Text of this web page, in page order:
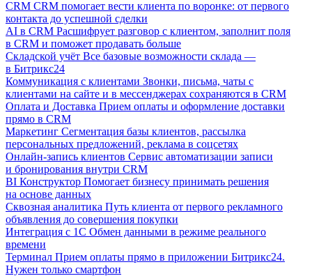
CRM CRM помогает вести клиента по воронке: от первого
контакта до успешной сделки
AI в CRM Расшифрует разговор с клиентом, заполнит поля
в CRM и поможет продавать больше
Складской учёт Все базовые возможности склада —
в Битрикс24
Коммуникация с клиентами Звонки, письма, чаты с
клиентами на сайте и в мессенджерах сохраняются в CRM
Оплата и Доставка Прием оплаты и оформление доставки
прямо в CRM
Маркетинг Сегментация базы клиентов, рассылка
персональных предложений, реклама в соцсетях
Онлайн-запись клиентов Сервис автоматизации записи
и бронирования внутри CRM
BI Конструктор Помогает бизнесу принимать решения
на основе данных
Сквозная аналитика Путь клиента от первого рекламного
объявления до совершения покупки
Интеграция с 1С Обмен данными в режиме реального
времени
Терминал Прием оплаты прямо в приложении Битрикс24.
Нужен только смартфон